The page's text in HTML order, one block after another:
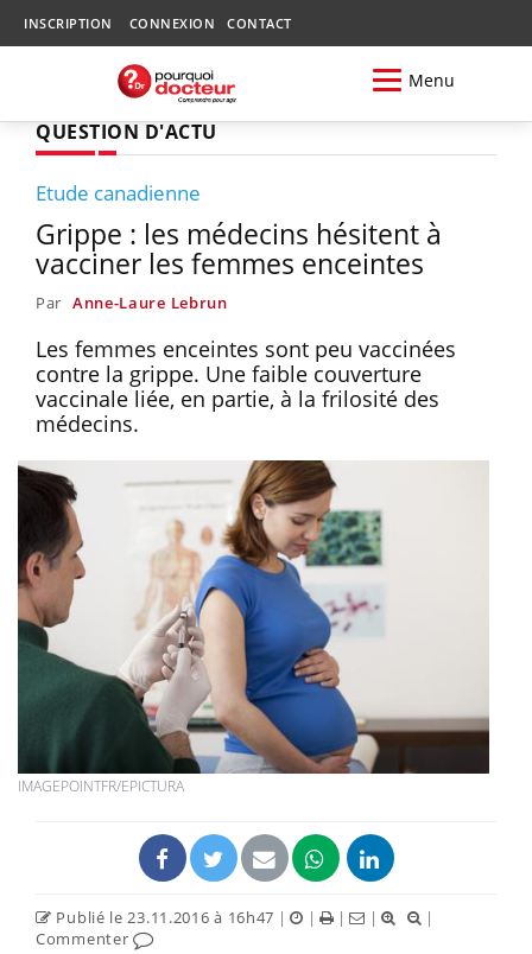
INSCRIPTION CONNEXION CONTACT
Menu
QUESTION D'ACTU
Etude canadienne
Grippe : les médecins hésitent à
vacciner les femmes enceintes
Par Anne-Laure Lebrun
Les femmes enceintes sont peu vaccinées
contre la grippe. Une faible couverture
vaccinale liée, en partie, à la frilosité des
médecins.
IMAGEPOINTFR/EPICTURA
Publié le 23.11.2016 à 16h47 | | | |
|
Commenter